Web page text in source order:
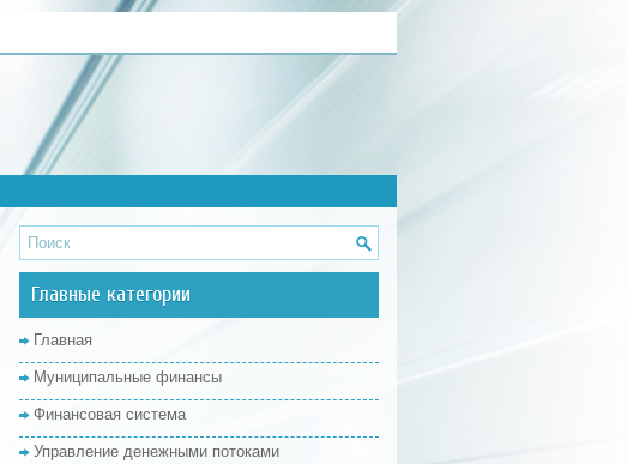
Главные категории
Главная
Муниципальные финансы
Финансовая система
Управление денежными потоками